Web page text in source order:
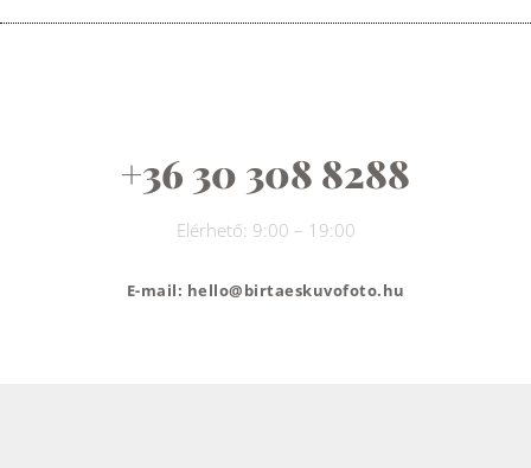
+36 30 308 8288
Elérhető: 9:00 – 19:00
E-mail: hello@birtaeskuvofoto.hu